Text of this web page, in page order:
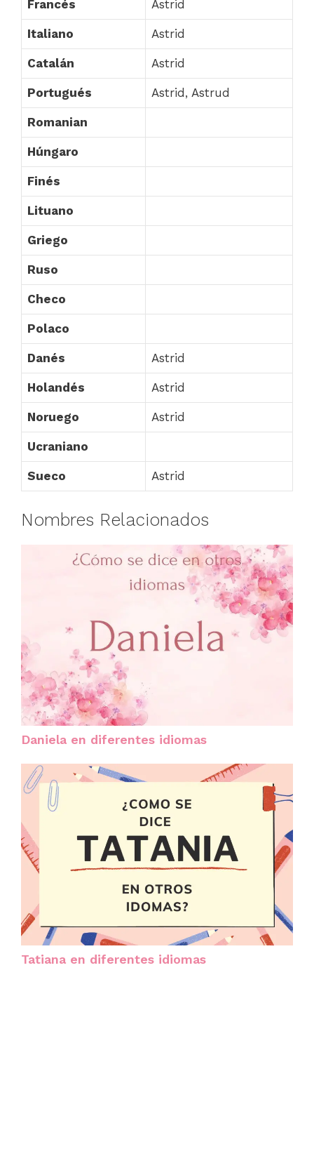
Francés Astrid
Italiano Astrid
Catalán Astrid
Portugués Astrid, Astrud
Romanian
Húngaro
Finés
Lituano
Griego
Ruso
Checo
Polaco
Danés Astrid
Holandés Astrid
Noruego Astrid
Ucraniano
Sueco Astrid
Nombres Relacionados
Daniela en diferentes idiomas
Tatiana en diferentes idiomas